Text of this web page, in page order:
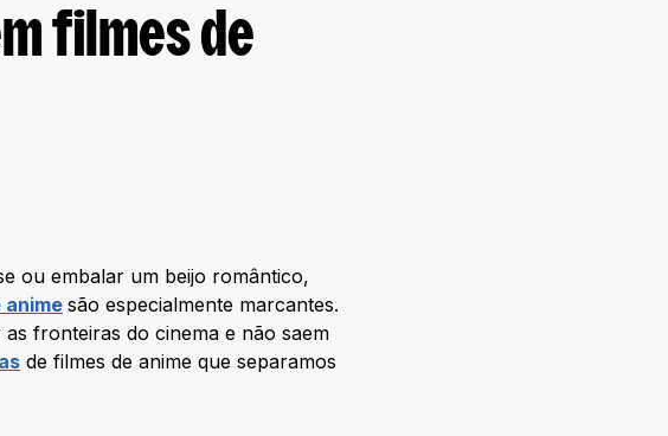
filmes de
ou embalar um beijo romântico,
anime são especialmente marcantes.
fronteiras do cinema e não saem
de filmes de anime que separamos